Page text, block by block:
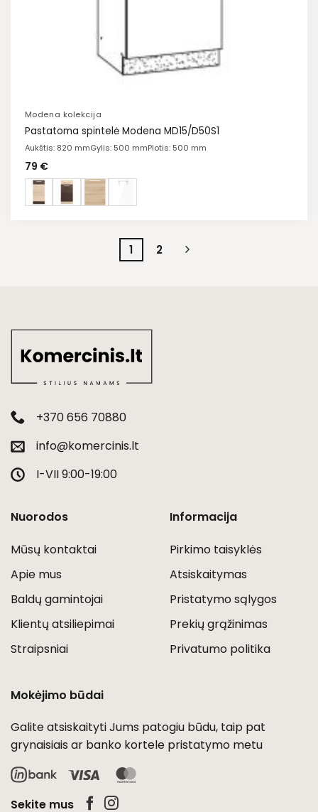
Modena kolekcija
Pastatoma spintelė Modena MD15/D50S1
Aukštis: 820 mmGylis: 500 mmPlotis: 500 mm
79 €
1 2
+370 656 70880
info@komercinis.lt
I-VII 9:00-19:00
Nuorodos
Mūsų kontaktai
Apie mus
Baldų gamintojai
Klientų atsiliepimai
Straipsniai
Informacija
Pirkimo taisyklės
Atsiskaitymas
Pristatymo sąlygos
Prekių grąžinimas
Privatumo politika
Mokėjimo būdai
Galite atsiskaityti Jums patogiu būdu, taip pat
grynaisiais ar banko kortele pristatymo metu
Visa
Sekite mus